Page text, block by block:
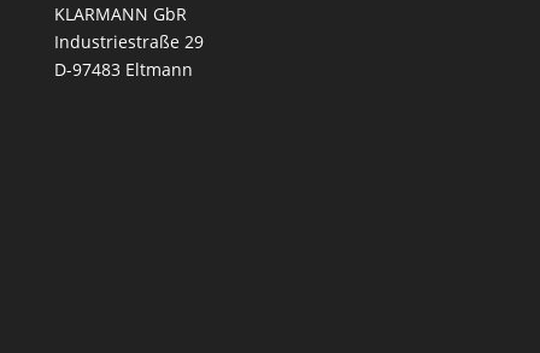
KLARMANN GbR
Industriestraße 29
D-97483 Eltmann